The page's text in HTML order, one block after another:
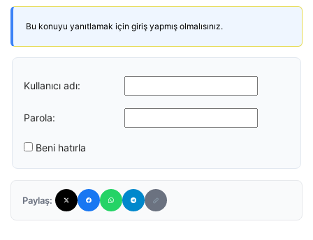
Bu konuyu yanıtlamak için giriş yapmış olmalısınız.
Kullanıcı adı:
Parola:
Beni hatırla
Paylaş: